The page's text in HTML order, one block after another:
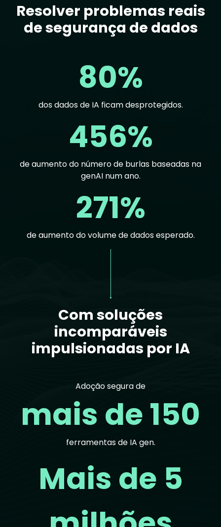
Text
Resolver problemas reais
de segurança de dados
80%
dos dados de IA ficam desprotegidos.
456%
de aumento do número de burlas baseadas na
genAI num ano.
271%
de aumento do volume de dados esperado.
Com soluções
incomparáveis
impulsionadas por IA
Adoção segura de
mais de 150
ferramentas de IA gen.
Mais de 5